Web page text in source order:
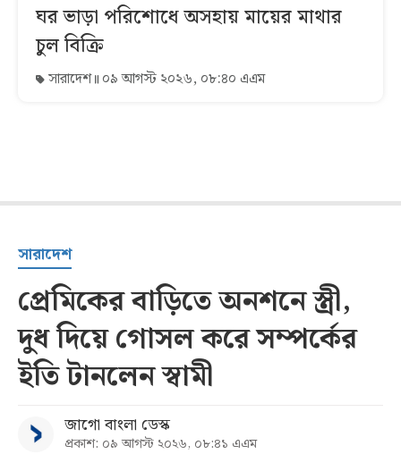
ঘর ভাড়া পরিশোধে অসহায় মায়ের মাথার
চুল বিক্রি
সারাদেশ ০৯ আগস্ট ২০২৬, ০৮:৪০ এএম
সারাদেশ
প্রেমিকের বাড়িতে অনশনে স্ত্রী,
দুধ দিয়ে গোসল করে সম্পর্কের
ইতি টানলেন স্বামী
জাগো বাংলা ডেস্ক
প্রকাশ: ০৯ আগস্ট ২০২৬, ০৮:৪১ এএম